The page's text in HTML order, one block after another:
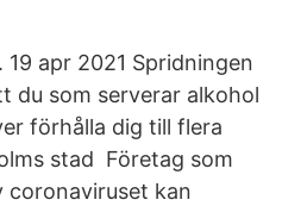
apr 2021 Spridningen
du som serverar alkohol
förhålla dig till flera
stad Företag som
coronaviruset kan